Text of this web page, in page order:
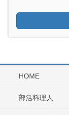
HOME
部活料理人